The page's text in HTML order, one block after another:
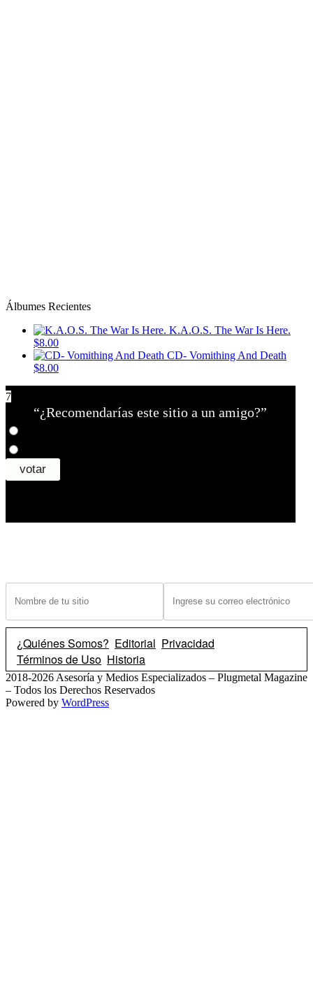
Álbumes Recientes
K.A.O.S. The War Is Here.
$8.00
CD- Vomithing And Death
$8.00
7
“¿Recomendarías este sitio a un amigo?”
¿Quiénes Somos? Editorial Privacidad
Términos de Uso Historia
2018-2026 Asesoría y Medios Especializados – Plugmetal Magazine
– Todos los Derechos Reservados
Powered by WordPress